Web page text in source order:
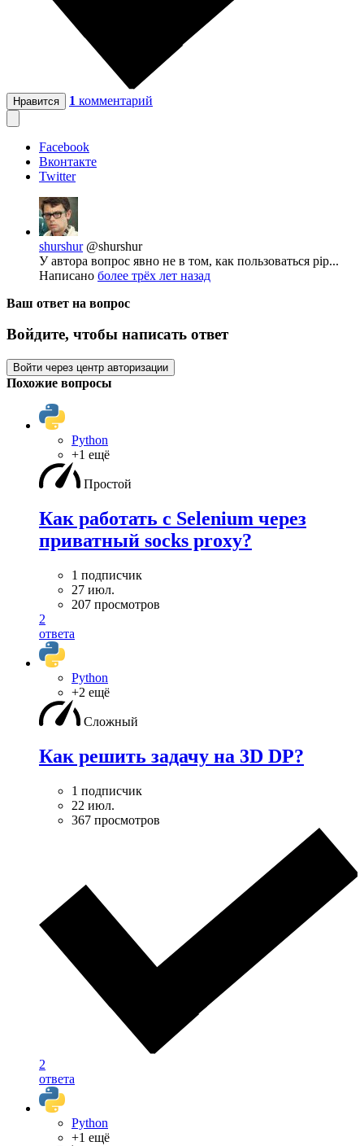
Нравится 1 комментарий
Facebook
Вконтакте
Twitter
shurshur @shurshur
У автора вопрос явно не в том, как пользоваться pip...
Написано более трёх лет назад
Ваш ответ на вопрос
Войдите, чтобы написать ответ
Войти через центр авторизации
Похожие вопросы
Python
+1 ещё
Простой
Как работать с Selenium через
приватный socks proxy?
1 подписчик
27 июл.
207 просмотров
2
ответа
Python
+2 ещё
Сложный
Как решить задачу на 3D DP?
1 подписчик
22 июл.
367 просмотров
2
ответа
Python
+1 ещё